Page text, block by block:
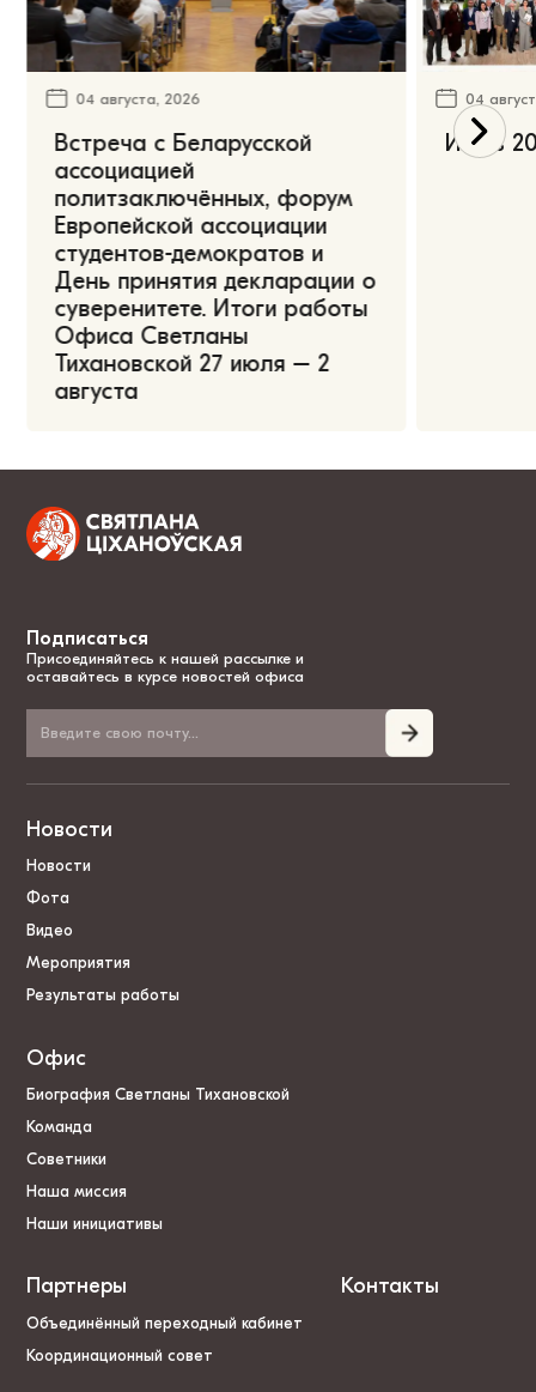
04 августа, 2026
Встреча с Беларусской
ассоциацией
политзаключённых, форум
Европейской ассоциации
студентов-демократов и
День принятия декларации о
суверенитете. Итоги работы
Офиса Светланы
Тихановской 27 июля – 2
августа
04
Июль
Подписаться
Присоединяйтесь к нашей рассылке и
оставайтесь в курсе новостей офиса
Новости
Новости
Фота
Видео
Мероприятия
Результаты работы
Офис
Биография Светланы Тихановской
Команда
Советники
Наша миссия
Наши инициативы
Партнеры
Объединённый переходный кабинет
Координационный совет
Контакты